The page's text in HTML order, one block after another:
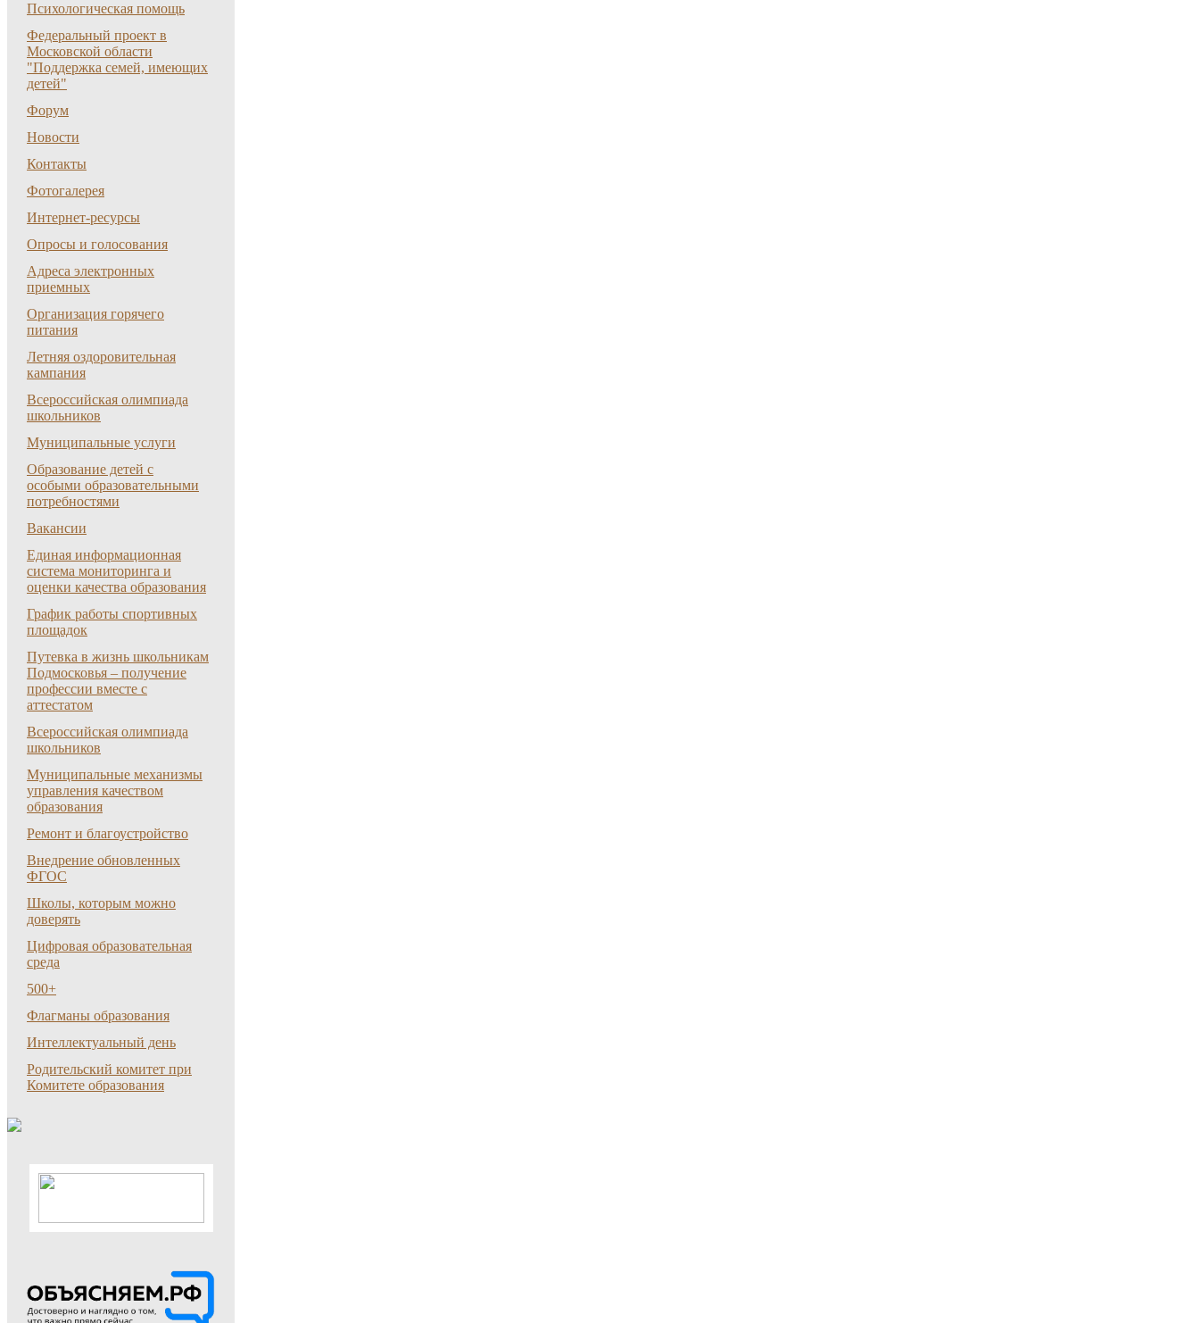
Психологическая помощь
Федеральный проект в
Московской области
"Поддержка семей, имеющих
детей"
Форум
Новости
Контакты
Фотогалерея
Интернет-ресурсы
Опросы и голосования
Адреса электронных
приемных
Организация горячего
питания
Летняя оздоровительная
кампания
Всероссийская олимпиада
школьников
Муниципальные услуги
Образование детей с
особыми образовательными
потребностями
Вакансии
Единая информационная
система мониторинга и
оценки качества образования
График работы спортивных
площадок
Путевка в жизнь школьникам
Подмосковья – получение
профессии вместе с
аттестатом
Всероссийская олимпиада
школьников
Муниципальные механизмы
управления качеством
образования
Ремонт и благоустройство
Внедрение обновленных
ФГОС
Школы, которым можно
доверять
Цифровая образовательная
среда
500+
Флагманы образования
Интеллектуальный день
Родительский комитет при
Комитете образования